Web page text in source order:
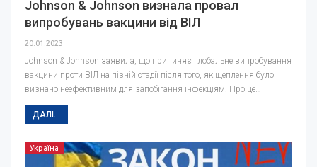
Johnson & Johnson визнала провал
випробувань вакцини від ВІЛ
20.01.2023
Johnson & Johnson заявила, що припиняє глобальне випробування
вакцини проти ВІЛ на пізній стадії після того, як щеплення було
визнано неефективним для запобігання інфекціям. Про це…
ДАЛІ...
Україна